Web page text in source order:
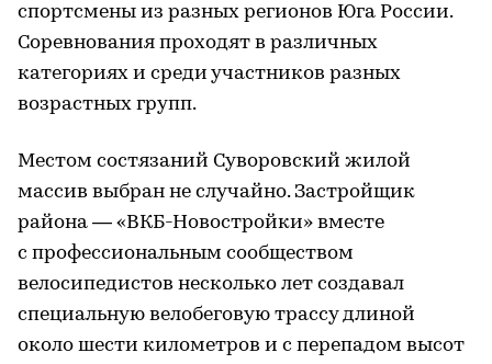
спортсмены из разных регионов Юга России.
Соревнования проходят в различных
категориях и среди участников разных
возрастных групп.
Местом состязаний Суворовский жилой
массив выбран не случайно. Застройщик
района — «ВКБ-Новостройки» вместе
с профессиональным сообществом
велосипедистов несколько лет создавал
специальную велобеговую трассу длиной
около шести километров и с перепадом высот